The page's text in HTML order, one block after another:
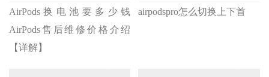
AirPods换电池要多少钱
AirPods售后维修价格介绍
【详解】
airpodspro怎么切换上下首